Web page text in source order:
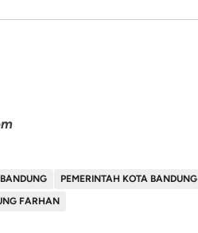
PEMERINTAH KOTA BANDUNG
FARHAN